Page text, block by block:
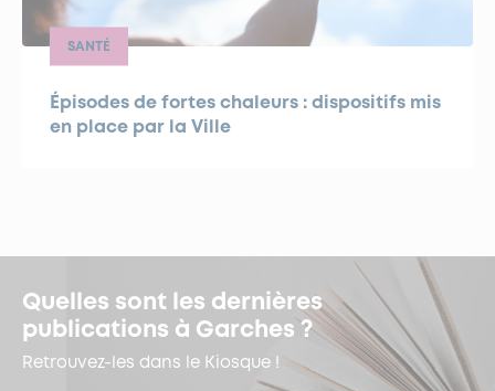
SANTÉ
Épisodes de fortes chaleurs : dispositifs mis
en place par la Ville
Quelles sont les dernières
publications à Garches ?
Retrouvez-les dans le Kiosque !